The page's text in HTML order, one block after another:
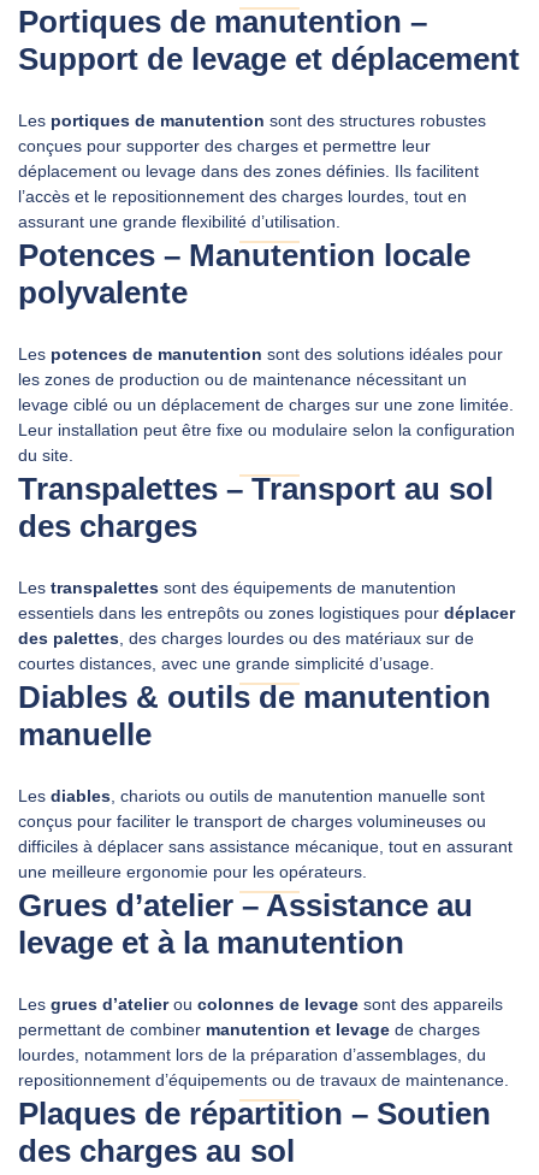
Portiques de manutention –
Support de levage et déplacement
Les portiques de manutention sont des structures robustes
conçues pour supporter des charges et permettre leur
déplacement ou levage dans des zones définies. Ils facilitent
l’accès et le repositionnement des charges lourdes, tout en
assurant une grande flexibilité d’utilisation.
Potences – Manutention locale
polyvalente
Les potences de manutention sont des solutions idéales pour
les zones de production ou de maintenance nécessitant un
levage ciblé ou un déplacement de charges sur une zone limitée.
Leur installation peut être fixe ou modulaire selon la configuration
du site.
Transpalettes – Transport au sol
des charges
Les transpalettes sont des équipements de manutention
essentiels dans les entrepôts ou zones logistiques pour déplacer
des palettes, des charges lourdes ou des matériaux sur de
courtes distances, avec une grande simplicité d’usage.
Diables & outils de manutention
manuelle
Les diables, chariots ou outils de manutention manuelle sont
conçus pour faciliter le transport de charges volumineuses ou
difficiles à déplacer sans assistance mécanique, tout en assurant
une meilleure ergonomie pour les opérateurs.
Grues d’atelier – Assistance au
levage et à la manutention
Les grues d’atelierou colonnes de levage sont des appareils
permettant de combiner manutention et levage de charges
lourdes, notamment lors de la préparation d’assemblages, du
repositionnement d’équipements ou de travaux de maintenance.
Plaques de répartition – Soutien
des charges au sol